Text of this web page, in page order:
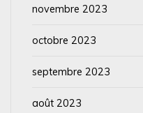
novembre 2023
octobre 2023
septembre 2023
août 2023